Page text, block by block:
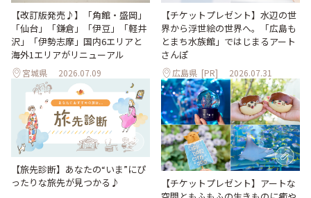
【改訂版発売♪】「角館・盛岡」
「仙台」「鎌倉」「伊豆」「軽井
沢」「伊勢志摩」国内6エリアと
海外1エリアがリニューアル
宮城県 2026.07.09
【チケットプレゼント】水辺の世
界から浮世絵の世界へ。「広島も
とまち水族館」ではじまるアート
さんぽ
広島県 [PR] 2026.07.31
【旅先診断】あなたの“いま”にぴ
ったりな旅先が見つかる♪
【チケットプレゼント】アートな